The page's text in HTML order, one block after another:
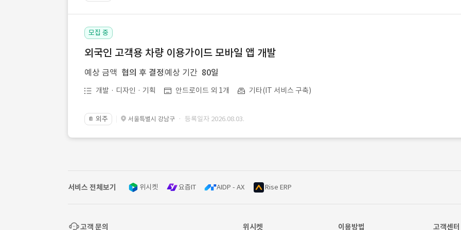
모집 중
외국인 고객용 차량 이용가이드 모바일 앱 개발
예상 금액 협의 후 결정 예상 기간 80일
개발 · 디자인 · 기획 안드로이드 외 1개 기타(IT 서비스 구축)
📔 외주 서울특별시 강남구 · 등록일자 2026.08.03.
서비스 전체보기 위시켓 요즘IT AIDP - AX Rise ERP
고객 문의 위시켓 이용방법 고객센터